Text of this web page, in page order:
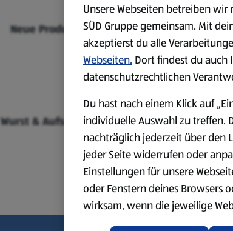
Neue Produkte Markenprodukte
Wurst & Aufschnitt Käse
Unsere Webseiten betreiben
SÜD Gruppe gemeinsam. Mit
akzeptierst du alle
Webseiten. Dort findest du
datenschutzrechtlichen
Du hast nach einem Klick auf
individuelle Auswahl zu treffen.
nachträglich jederzeit über den
jeder Seite widerrufen oder
Einstellungen für unsere
oder Fenstern deines Browsers
wirksam, wenn die jeweilige
aktualisiert oder geschlossen